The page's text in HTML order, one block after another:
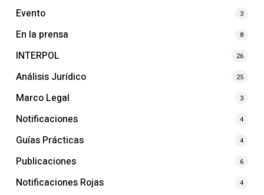
Evento 3
En la prensa 8
INTERPOL 26
Análisis Jurídico 25
Marco Legal 3
Notificaciones 4
Guías Prácticas 4
Publicaciones 6
Notificaciones Rojas 4